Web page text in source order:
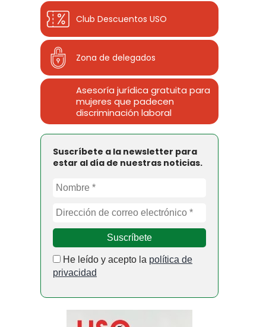
Club Descuentos USO
Zona de delegados
Asesoría jurídica gratuita para
mujeres que padecen
discriminación laboral
Suscríbete a la newsletter para
estar al día de nuestras noticias.
He leído y acepto la política de
privacidad